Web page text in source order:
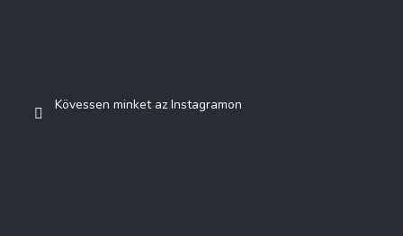
Kövessen minket az Instagramon